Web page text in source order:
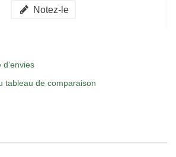
Notez-le
d'envies
tableau de comparaison